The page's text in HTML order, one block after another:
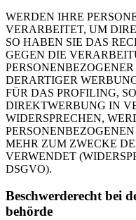
WERDEN IHRE
VERARBEITET, UM
SO HABEN SIE DAS
GEGEN DIE
DERARTIGER
FÜR DAS PROFILING,
DIREKTWERBUNG IN
WIDERSPRECHEN,
MEHR ZUM ZWECKE
VERWENDET
DSGVO).
Beschwerde­recht bei
behörde